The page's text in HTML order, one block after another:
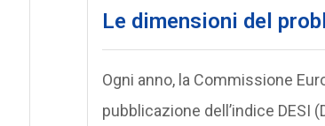
Le dimensioni del
Ogni anno, la Commissione
pubblicazione dell’indice DESI